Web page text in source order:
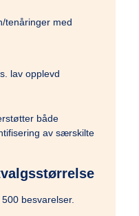
tenåringer med
lav opplevd
både
av særskilte
besvarelser.